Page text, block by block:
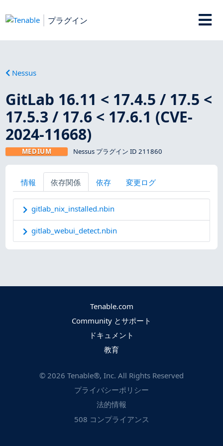
プラグイン
Nessus
GitLab 16.11 < 17.4.5 / 17.5 <
17.5.3 / 17.6 < 17.6.1 (CVE-
2024-11668)
MEDIUM Nessus プラグイン ID 211860
情報 依存関係 依存 変更ログ
gitlab_nix_installed.nbin
gitlab_webui_detect.nbin
Tenable.com
Community とサポート
ドキュメント
教育
© 2026 Tenable®, Inc. All Rights Reserved
プライバシーポリシー
法的情報
508 コンプライアンス